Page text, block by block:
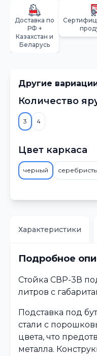
Доставка по
РФ +
Казахстан и
Беларусь
Другие
Количество
3 4
Цвет каркаса
черный
Характеристики
Подробное
Стойка СВР-3В
литров с
Подставка под
стали с
цвета, что
металла.